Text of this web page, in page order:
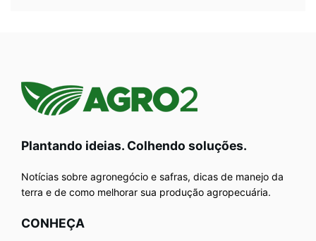
Plantando ideias. Colhendo soluções.
Notícias sobre agronegócio e safras, dicas de manejo da
terra e de como melhorar sua produção agropecuária.
CONHEÇA